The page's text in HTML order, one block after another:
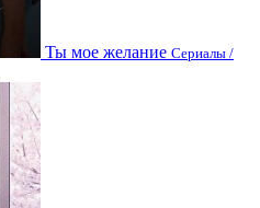
Ты мое желание Сериалы /